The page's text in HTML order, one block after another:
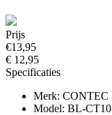
Prijs
€13,95
€ 12,95
Specificaties
Merk: CONTEC
Model: BL-CT10